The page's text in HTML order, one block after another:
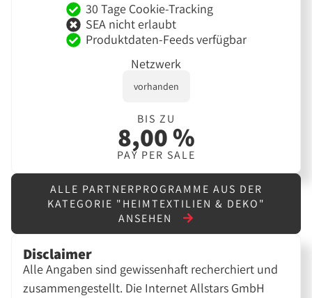
30 Tage Cookie-Tracking
SEA nicht erlaubt
Produktdaten-Feeds verfügbar
Netzwerk
vorhanden
BIS ZU
8,00 %
PAY PER SALE
ALLE PARTNERPROGRAMME AUS DER
KATEGORIE "HEIMTEXTILIEN & DEKO"
ANSEHEN
Disclaimer
Alle Angaben sind gewissenhaft recherchiert und
zusammengestellt. Die Internet Allstars GmbH